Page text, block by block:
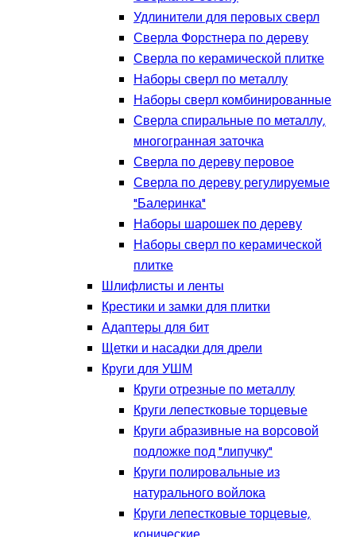
Удлинители для перовых сверл
Сверла Форстнера по дереву
Сверла по керамической плитке
Наборы сверл по металлу
Наборы сверл комбинированные
Сверла спиральные по металлу,
многогранная заточка
Сверла по дереву перовое
Сверла по дереву регулируемые
"Балеринка"
Наборы шарошек по дереву
Наборы сверл по керамической
плитке
Шлифлисты и ленты
Крестики и замки для плитки
Адаптеры для бит
Щетки и насадки для дрели
Круги для УШМ
Круги отрезные по металлу
Круги лепестковые торцевые
Круги абразивные на ворсовой
подложке под "липучку"
Круги полировальные из
натурального войлока
Круги лепестковые торцевые,